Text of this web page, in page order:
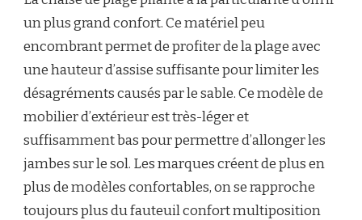
un plus grand confort. Ce matériel peu
encombrant permet de profiter de la plage avec
une hauteur d’assise suffisante pour limiter les
désagréments causés par le sable. Ce modèle de
mobilier d’extérieur est très-léger et
suffisamment bas pour permettre d’allonger les
jambes sur le sol. Les marques créent de plus en
plus de modèles confortables, on se rapproche
toujours plus du fauteuil confort multiposition